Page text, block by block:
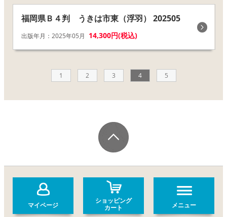
福岡県Ｂ４判 うきは市東（浮羽） 202505
出版年月：2025年05月 14,300円(税込)
1 2 3 4 5
マイページ
ショッピング
カート
メニュー